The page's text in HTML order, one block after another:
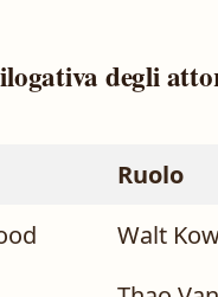
degli
Ruolo
Walt